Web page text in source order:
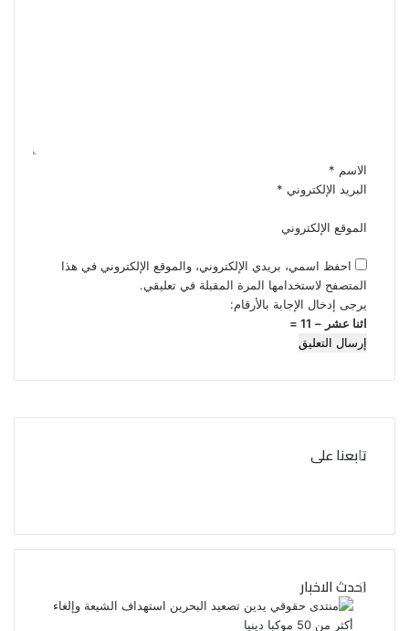
الاسم *
البريد الإلكتروني *
الموقع الإلكتروني
احفظ اسمي، بريدي الإلكتروني، والموقع الإلكتروني في هذا
المتصفح لاستخدامها المرة المقبلة في تعليقي.
يرجى إدخال الإجابة بالأرقام:
اثنا عشر − 11 =
تابعنا على
احدث الاخبار